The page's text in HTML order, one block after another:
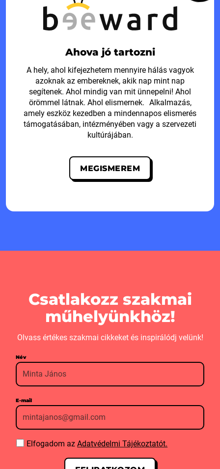
Ahova jó tartozni
A hely, ahol kifejezhetem mennyire hálás vagyok
azoknak az embereknek, akik nap mint nap
segítenek. Ahol mindig van mit ünnepelni! Ahol
örömmel látnak. Ahol elismernek. Alkalmazás,
amely eszköz kezedben a mindennapos elismerés
támogatásában, intézményében vagy a szervezeti
kultúrájában.
MEGISMEREM
Csatlakozz szakmai
műhelyünkhöz!
Olvass értékes szakmai cikkeket és inspirálódj velünk!
Név
E-mail
Elfogadom azAdatvédelmi Tájékoztatót.